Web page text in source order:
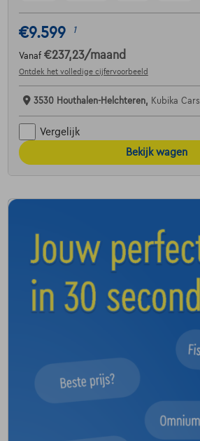
€9.599 1
Vanaf €237,23/maand
Ontdek het volledige cijfervoorbeeld
3530 Houthalen-Helchteren, Kubika Cars
Vergelijk
Bekijk wagen